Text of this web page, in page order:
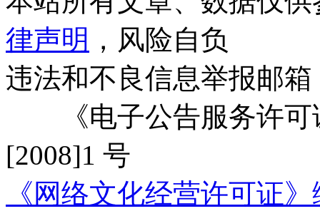
律声明 ，风险自负
违法和不良信息举报邮箱
《电子公告服务许可
[2008]1 号
《网络文化经营许可证